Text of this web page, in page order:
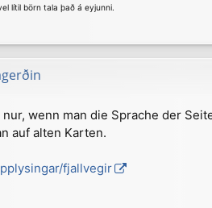
lítil börn tala það á eyjunni.
wenn man die Sprache der
auf alten Karten.
fjallvegir